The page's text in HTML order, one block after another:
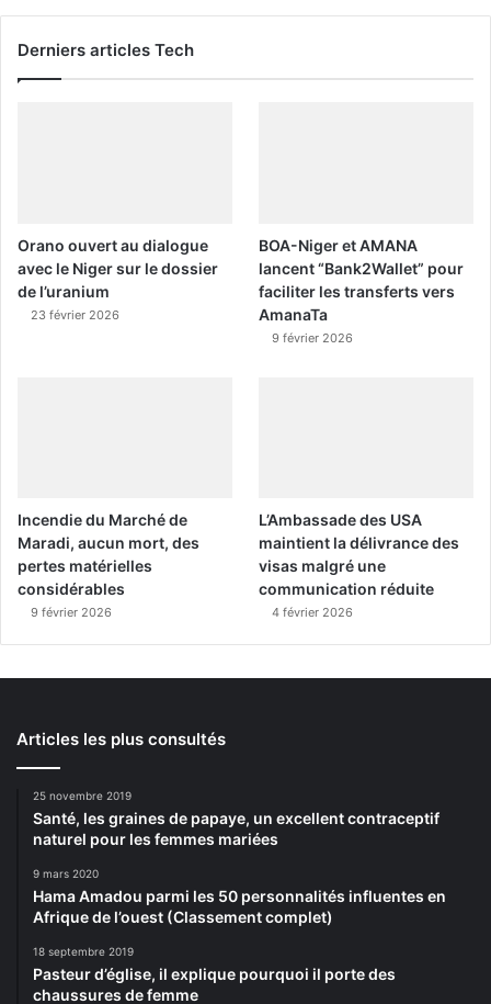
Derniers articles Tech
Orano ouvert au dialogue
avec le Niger sur le dossier
de l’uranium
23 février 2026
BOA-Niger et AMANA
lancent “Bank2Wallet” pour
faciliter les transferts vers
AmanaTa
9 février 2026
Incendie du Marché de
Maradi, aucun mort, des
pertes matérielles
considérables
9 février 2026
L’Ambassade des USA
maintient la délivrance des
visas malgré une
communication réduite
4 février 2026
Articles les plus consultés
25 novembre 2019
Santé, les graines de papaye, un excellent contraceptif
naturel pour les femmes mariées
9 mars 2020
Hama Amadou parmi les 50 personnalités influentes en
Afrique de l’ouest (Classement complet)
18 septembre 2019
Pasteur d’église, il explique pourquoi il porte des
chaussures de femme